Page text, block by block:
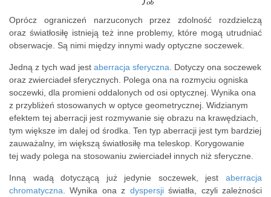
Oprócz ograniczeń narzuconych przez zdolność rozdzielczą
oraz światłosiłę istnieją też inne problemy, które mogą utrudniać
obserwacje. Są nimi między innymi wady optyczne soczewek.
Jedną z tych wad jest aberracja sferyczna. Dotyczy ona soczewek
oraz zwierciadeł sferycznych. Polega ona na rozmyciu ogniska
soczewki, dla promieni oddalonych od osi optycznej. Wynika ona
z przybliżeń stosowanych w optyce geometrycznej. Widzianym
efektem tej aberracji jest rozmywanie się obrazu na krawędziach,
tym większe im dalej od środka. Ten typ aberracji jest tym bardziej
zauważalny, im większą światłosiłę ma teleskop. Korygowanie
tej wady polega na stosowaniu zwierciadeł innych niż sferyczne.
Inną wadą dotyczącą już jedynie soczewek, jest aberracja
chromatyczna. Wynika ona z dyspersjiświatła, czyli zależności